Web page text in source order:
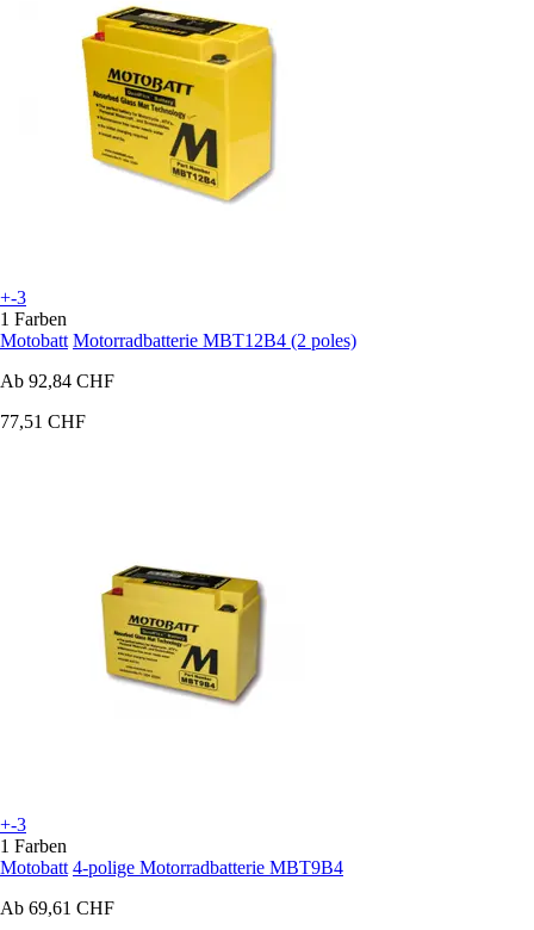
+-3
1 Farben
Motobatt Motorradbatterie MBT12B4 (2 poles)
Ab 92,84 CHF
77,51 CHF
+-3
1 Farben
Motobatt 4-polige Motorradbatterie MBT9B4
Ab 69,61 CHF